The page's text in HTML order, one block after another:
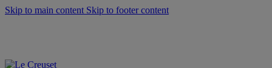
Skip to main content Skip to footer content